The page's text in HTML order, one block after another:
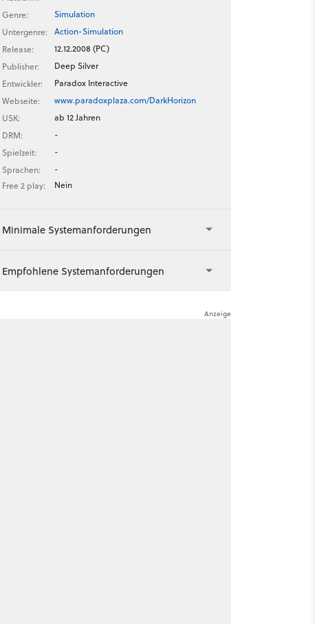
Genre:
Simulation
Untergenre:
Action-Simulation
Release:
12.12.2008 (PC)
Publisher:
Deep Silver
Entwickler:
Paradox Interactive
Webseite:
www.paradoxplaza.com/DarkHorizon
USK:
ab 12 Jahren
DRM:
-
Spielzeit:
-
Sprachen:
-
Free 2 play:
Nein
Minimale Systemanforderungen
Empfohlene Systemanforderungen